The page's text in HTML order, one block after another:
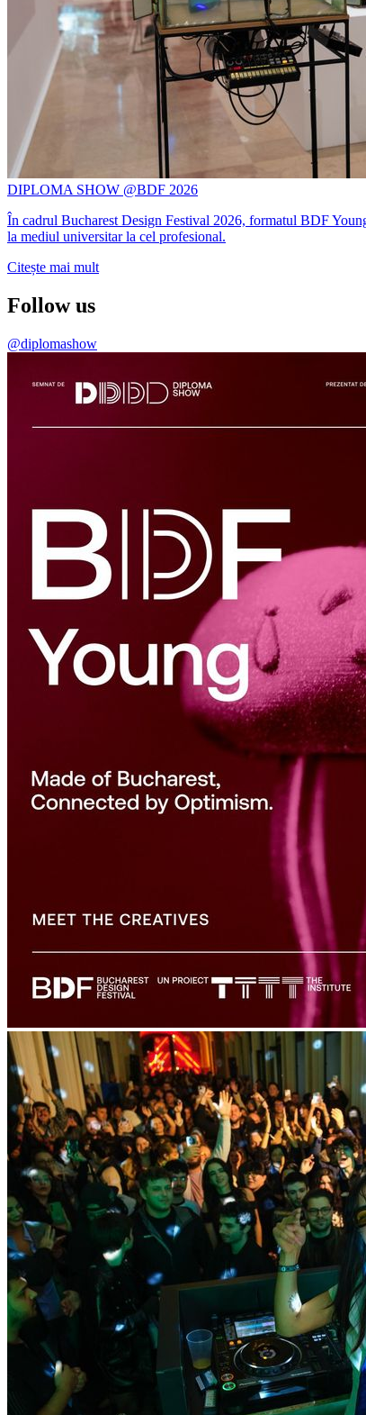
DIPLOMA SHOW @BDF 2026
În cadrul Bucharest Design Festival 2026, formatul BDF
la mediul universitar la cel profesional.
Citește mai mult
Follow us
@diplomashow